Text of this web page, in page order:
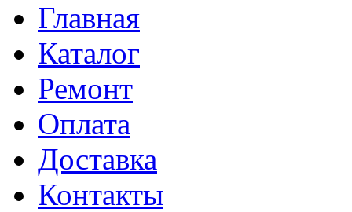
Главная
Каталог
Ремонт
Оплата
Доставка
Контакты